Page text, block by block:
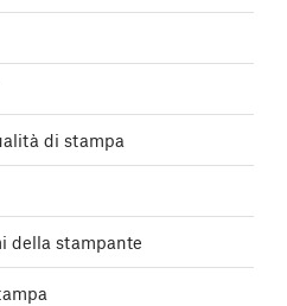
di stampa
della stampante